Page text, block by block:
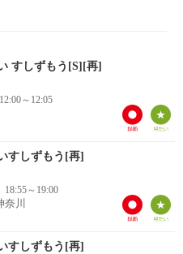
すしずもう[S][再]
12:00～12:05
すしずもう[再]
18:55～19:00
奈川
すしずもう[再]